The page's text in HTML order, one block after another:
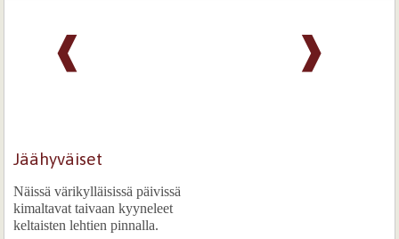
❱
❰
Jäähyväiset
Näissä värikylläisissä päivissä
kimaltavat taivaan kyyneleet
keltaisten lehtien pinnalla.